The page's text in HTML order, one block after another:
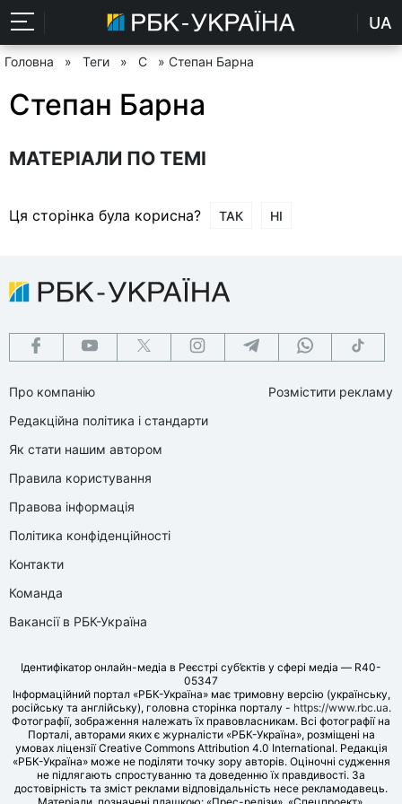
UA
Головна » Теги » С » Степан Барна
Степан Барна
МАТЕРІАЛИ ПО ТЕМІ
Ця сторінка була корисна? ТАК НІ
Про компанію
Редакційна політика і стандарти
Як стати нашим автором
Правила користування
Правова інформація
Політика конфіденційності
Контакти
Команда
Вакансії в РБК-Україна
Розмістити рекламу
Ідентифікатор онлайн-медіа в Реєстрі суб’єктів у сфері медіа — R40-
05347
Інформаційний портал «РБК-Україна» має тримовну версію (українську,
російську та англійську), головна сторінка порталу - https://www.rbc.ua.
Фотографії, зображення належать їх правовласникам. Всі фотографії на
Порталі, авторами яких є журналісти «РБК-Україна», розміщені на
умовах ліцензії Creative Commons Attribution 4.0 International. Редакція
«РБК-Україна» може не поділяти точку зору авторів. Оціночні судження
не підлягають спростуванню та доведенню їх правдивості. За
достовірність та зміст реклами відповідальність несе рекламодавець.